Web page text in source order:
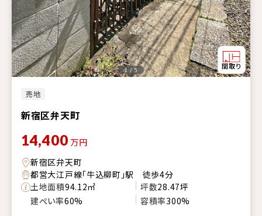
売地
新宿区弁天町
1 / 5
14,400 万円
新宿区弁天町
都営大江戸線「牛込柳町」駅 徒歩4分
土地面積94.12㎡ 坪数28.47坪
建ぺい率60% 容積率300%